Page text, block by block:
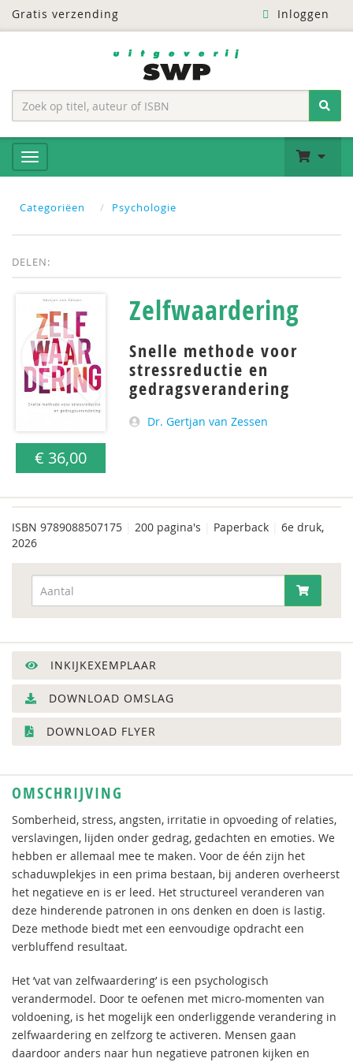
Gratis verzending Inloggen
Categoriëen Psychologie
DELEN:
€ 36,00
Zelfwaardering
Snelle methode voor
stressreductie en
gedragsverandering
Dr. Gertjan van Zessen
ISBN 9789088507175 200 pagina's Paperback
6e druk,
2026
INKIJKEXEMPLAAR
DOWNLOAD OMSLAG
DOWNLOAD FLYER
OMSCHRIJVING
Somberheid, stress, angsten, irritatie in opvoeding of relaties,
verslavingen, lijden onder gedrag, gedachten en emoties. We
hebben er allemaal mee te maken. Voor de één zijn het
schaduwplekjes in een prima bestaan, bij anderen overheerst
het negatieve en is er leed. Het structureel veranderen van
deze hinderende patronen in ons denken en doen is lastig.
Deze methode biedt met een eenvoudige opdracht een
verbluffend resultaat.
Het ’vat van zelfwaardering’ is een psychologisch
verandermodel. Door te oefenen met micro-momenten van
voldoening, is het mogelijk een onderliggende verandering in
zelfwaardering en zelfzorg te activeren. Mensen gaan
daardoor anders naar hun negatieve patronen kijken en